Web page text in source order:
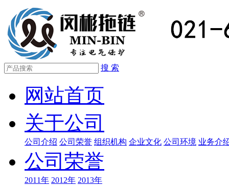
搜 索
网站首页
关于公司
公司介绍 公司荣誉 组织机构 企业文化 公司环境 业务介
公司荣誉
2011年 2012年 2013年